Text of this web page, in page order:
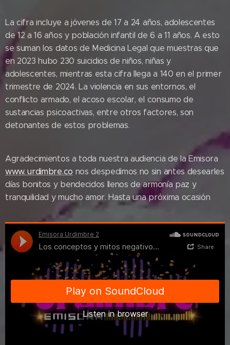
La cifra incluye a jóvenes de 17 a 24 años, adolescentes
de 12 a 16 años y población infantil de 6 a 11 años. A esto
se suman los datos de Medicina Legal que muestras que
en 2023 hubo 230 suicidios de niños, niñas y
adolescentes, mientras esta cifra llega a 140 en el primer
trimestre de 2024. La violencia en sus entornos, el
conflicto armado, el acoso escolar, el consumo de
sustancias psicoactivas, entre otros factores, son
detonantes de estos problemas.
Agradecimientos a toda nuestra audiencia de la Emisora
www. urdimbre.co nos despedimos no sin antes desearles
días bonitos y bendecidos llenos de armonía paz y
tranquilidad y mucho amor. Hasta una próxima ocasión